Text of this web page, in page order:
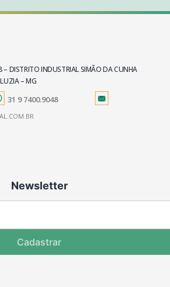
– DISTRITO INDUSTRIAL SIMÃO DA CUNHA
– MG
31 9 7400.9048
Newsletter
Cadastrar